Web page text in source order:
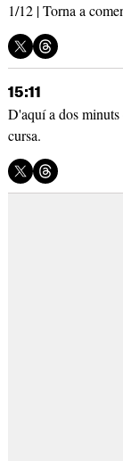
1/12 | Torna a
15:11
D'aquí a dos
cursa.